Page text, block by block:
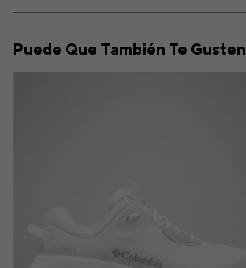
Puede Que También Te Gusten